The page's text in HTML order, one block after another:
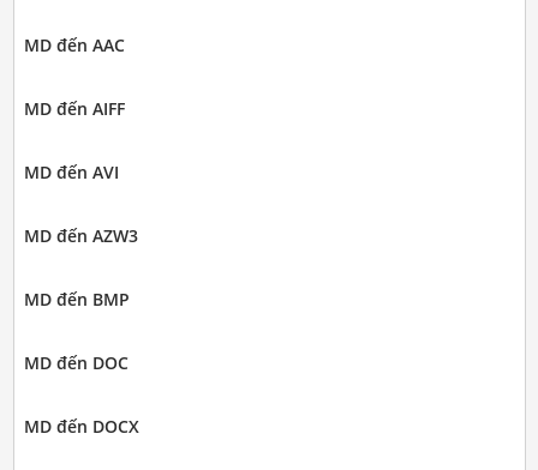
MD đến AAC
MD đến AIFF
MD đến AVI
MD đến AZW3
MD đến BMP
MD đến DOC
MD đến DOCX